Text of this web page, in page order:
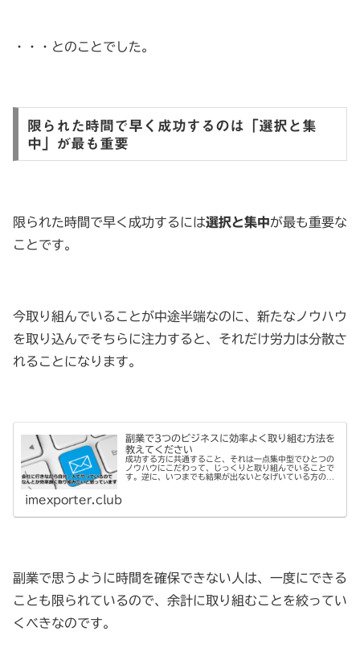
・・・とのことでした。
限られた時間で早く成功するのは「選択と集
中」が最も重要
限られた時間で早く成功するには選択と集中が最も重要な
ことです。
今取り組んでいることが中途半端なのに、新たなノウハウ
を取り込んでそちらに注力すると、それだけ労力は分散さ
れることになります。
副業で3つのビジネスに効率よく取り組む方法を
教えてください
成功する方に共通すること、それは一点集中型でひとつの
ノウハウにこだわって、じっくりと取り組んでいることで
す。逆に、いつまでも結果が出ないとなげいている方の特
imexporter.club
副業で思うように時間を確保できない人は、一度にできる
ことも限られているので、余計に取り組むことを絞ってい
くべきなのです。